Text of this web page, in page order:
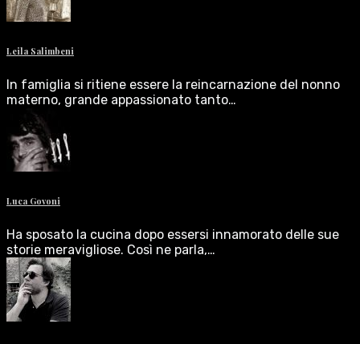
Leila Salimbeni
In famiglia si ritiene essere la reincarnazione del nonno
materno, grande appassionato tanto…
Luca Govoni
Ha sposato la cucina dopo essersi innamorato delle sue
storie meravigliose. Così ne parla,…